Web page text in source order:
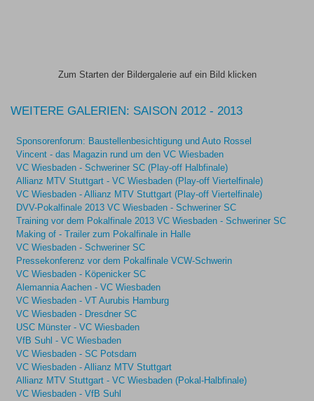
Zum Starten der Bildergalerie auf ein Bild klicken
WEITERE GALERIEN: SAISON 2012 - 2013
Sponsorenforum: Baustellenbesichtigung und Auto Rossel
Vincent - das Magazin rund um den VC Wiesbaden
VC Wiesbaden - Schweriner SC (Play-off Halbfinale)
Allianz MTV Stuttgart - VC Wiesbaden (Play-off Viertelfinale)
VC Wiesbaden - Allianz MTV Stuttgart (Play-off Viertelfinale)
DVV-Pokalfinale 2013 VC Wiesbaden - Schweriner SC
Training vor dem Pokalfinale 2013 VC Wiesbaden - Schweriner SC
Making of - Trailer zum Pokalfinale in Halle
VC Wiesbaden - Schweriner SC
Pressekonferenz vor dem Pokalfinale VCW-Schwerin
VC Wiesbaden - Köpenicker SC
Alemannia Aachen - VC Wiesbaden
VC Wiesbaden - VT Aurubis Hamburg
VC Wiesbaden - Dresdner SC
USC Münster - VC Wiesbaden
VfB Suhl - VC Wiesbaden
VC Wiesbaden - SC Potsdam
VC Wiesbaden - Allianz MTV Stuttgart
Allianz MTV Stuttgart - VC Wiesbaden (Pokal-Halbfinale)
VC Wiesbaden - VfB Suhl